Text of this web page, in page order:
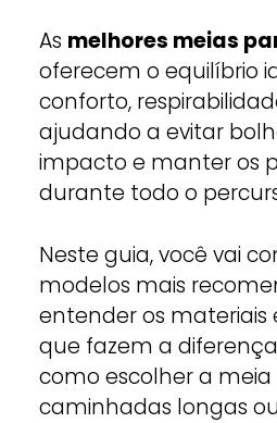
As melhores meias
oferecem o equilíbrio
conforto,
ajudando a evitar
impacto e manter os
durante todo o
Neste guia, você vai
modelos mais
entender os materiais
que fazem a
como escolher a
caminhadas longas